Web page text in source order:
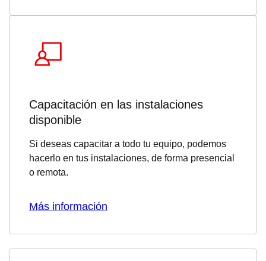
Capacitación en las instalaciones
disponible
Si deseas capacitar a todo tu equipo, podemos
hacerlo en tus instalaciones, de forma presencial
o remota.
Más información